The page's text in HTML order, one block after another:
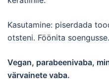
Kasutamine: piserdada
otsteni. Föönita soengusse.
Vegan, parabeenivaba,
värvainete vaba.